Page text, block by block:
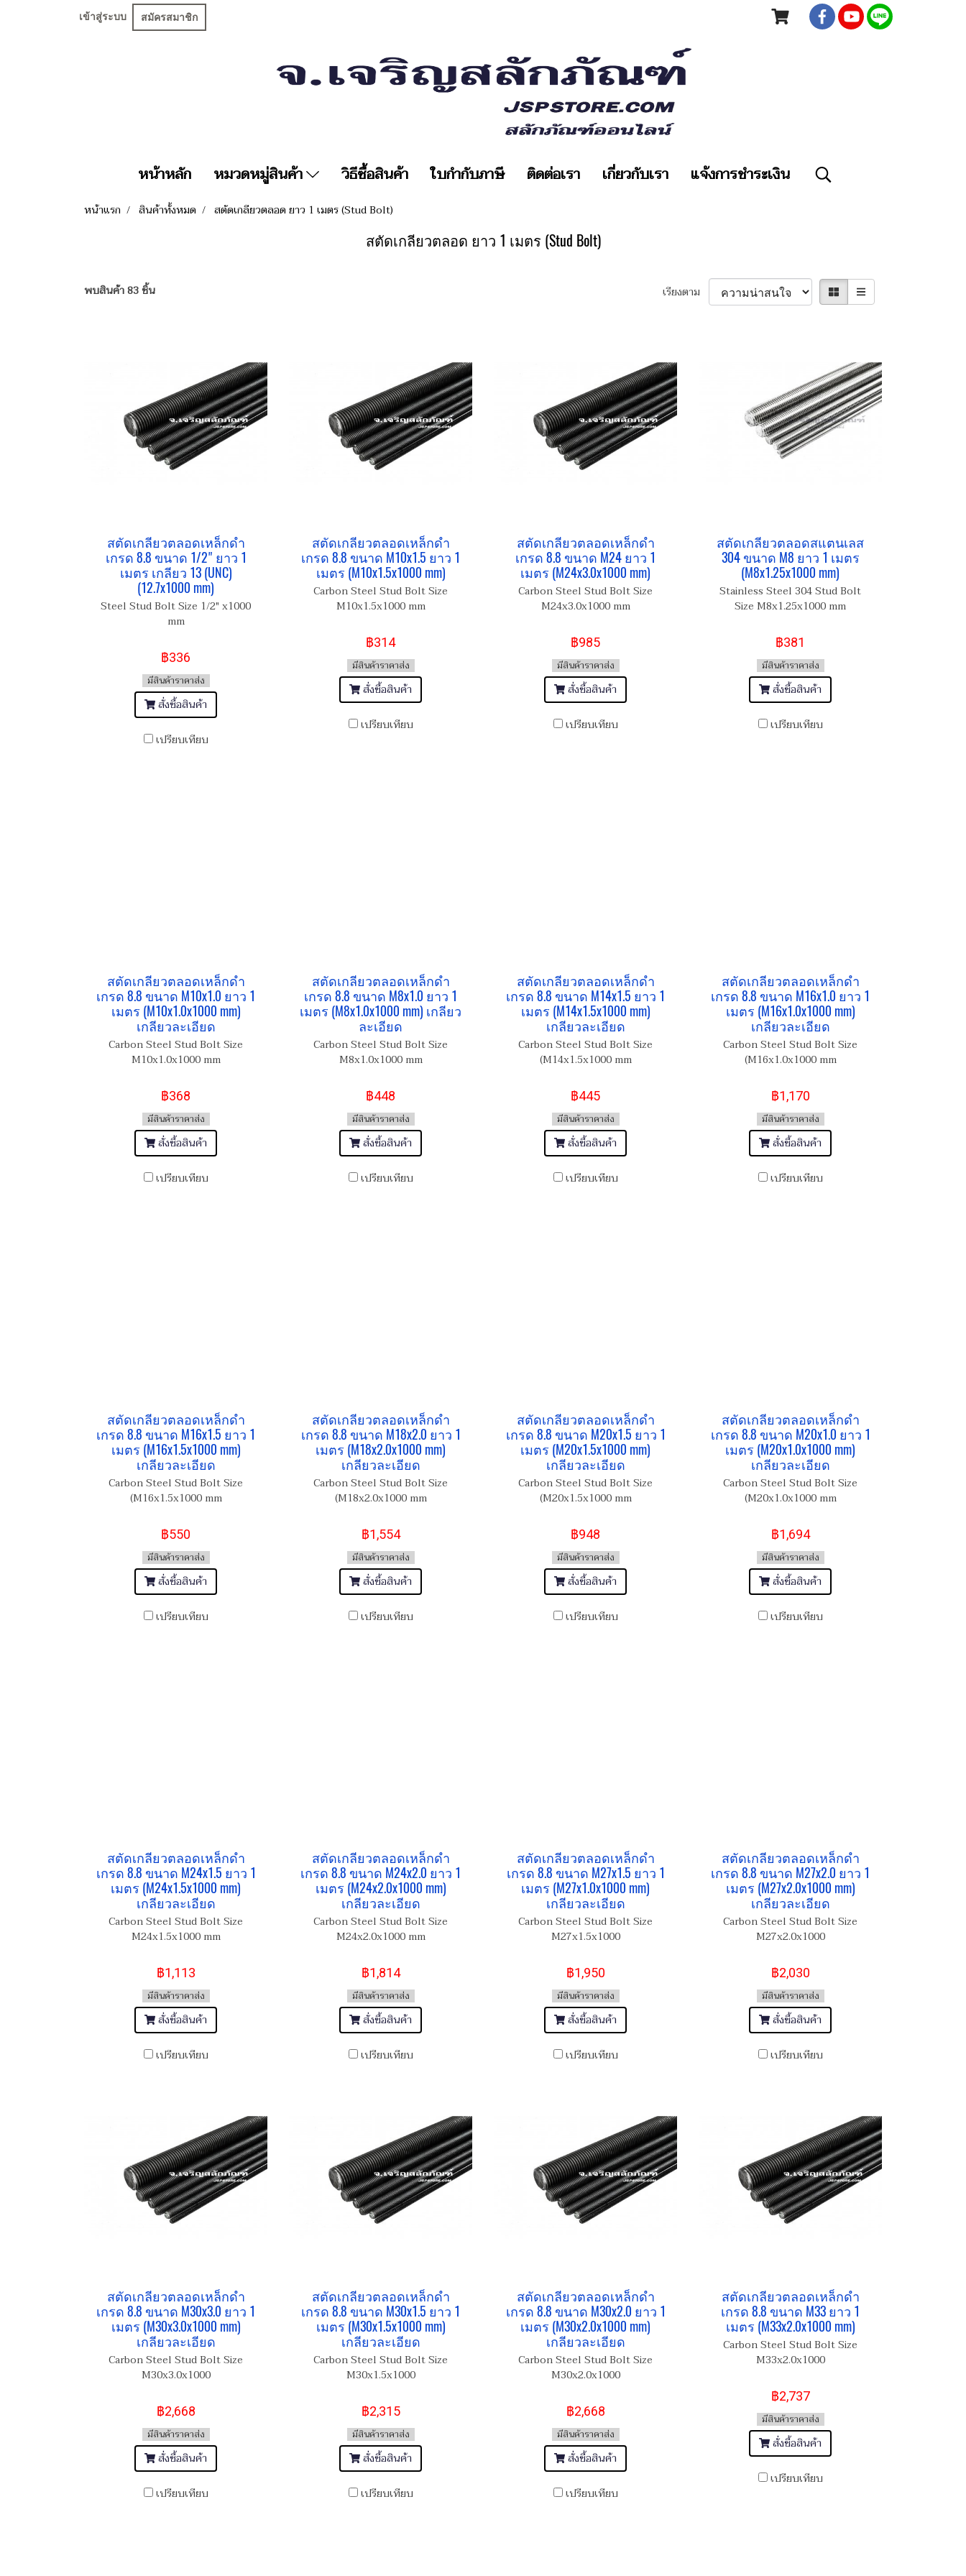
เข้าสู่ระบบ สมัครสมาชิก
หน้าหลัก หมวดหมู่สินค้า วิธีซื้อสินค้า ใบกำกับภาษี ติดต่อเรา เกี่ยวกับเรา แจ้งการชำระเงิน
หน้าแรก สินค้าทั้งหมด สตัดเกลียวตลอด ยาว 1 เมตร (Stud Bolt)
สตัดเกลียวตลอด ยาว 1 เมตร (Stud Bolt)
พบสินค้า 83 ชิ้น เรียงตาม
สตัดเกลียวตลอดเหล็กดำ
เกรด 8.8 ขนาด 1/2" ยาว 1
เมตร เกลียว 13 (UNC)
(12.7x1000 mm)
Steel Stud Bolt Size 1/2" x1000
mm
฿336
มีสินค้าราคาส่ง
สั่งซื้อสินค้า
เปรียบเทียบ
สตัดเกลียวตลอดเหล็กดำ
เกรด 8.8 ขนาด M10x1.5 ยาว 1
เมตร (M10x1.5x1000 mm)
Carbon Steel Stud Bolt Size
M10x1.5x1000 mm
฿314
มีสินค้าราคาส่ง
สั่งซื้อสินค้า
เปรียบเทียบ
สตัดเกลียวตลอดเหล็กดำ
เกรด 8.8 ขนาด M24 ยาว 1
เมตร (M24x3.0x1000 mm)
Carbon Steel Stud Bolt Size
M24x3.0x1000 mm
฿985
มีสินค้าราคาส่ง
สั่งซื้อสินค้า
เปรียบเทียบ
สตัดเกลียวตลอดสแตนเลส
304 ขนาด M8 ยาว 1 เมตร
(M8x1.25x1000 mm)
Stainless Steel 304 Stud Bolt
Size M8x1.25x1000 mm
฿381
มีสินค้าราคาส่ง
สั่งซื้อสินค้า
เปรียบเทียบ
สตัดเกลียวตลอดเหล็กดำ
เกรด 8.8 ขนาด M10x1.0 ยาว 1
เมตร (M10x1.0x1000 mm)
เกลียวละเอียด
Carbon Steel Stud Bolt Size
M10x1.0x1000 mm
฿368
มีสินค้าราคาส่ง
สั่งซื้อสินค้า
เปรียบเทียบ
สตัดเกลียวตลอดเหล็กดำ
เกรด 8.8 ขนาด M8x1.0 ยาว 1
เมตร (M8x1.0x1000 mm) เกลียว
ละเอียด
Carbon Steel Stud Bolt Size
M8x1.0x1000 mm
฿448
มีสินค้าราคาส่ง
สั่งซื้อสินค้า
เปรียบเทียบ
สตัดเกลียวตลอดเหล็กดำ
เกรด 8.8 ขนาด M14x1.5 ยาว 1
เมตร (M14x1.5x1000 mm)
เกลียวละเอียด
Carbon Steel Stud Bolt Size
(M14x1.5x1000 mm
฿445
มีสินค้าราคาส่ง
สั่งซื้อสินค้า
เปรียบเทียบ
สตัดเกลียวตลอดเหล็กดำ
เกรด 8.8 ขนาด M16x1.0 ยาว 1
เมตร (M16x1.0x1000 mm)
เกลียวละเอียด
Carbon Steel Stud Bolt Size
(M16x1.0x1000 mm
฿1,170
มีสินค้าราคาส่ง
สั่งซื้อสินค้า
เปรียบเทียบ
สตัดเกลียวตลอดเหล็กดำ
เกรด 8.8 ขนาด M16x1.5 ยาว 1
เมตร (M16x1.5x1000 mm)
เกลียวละเอียด
Carbon Steel Stud Bolt Size
(M16x1.5x1000 mm
฿550
มีสินค้าราคาส่ง
สั่งซื้อสินค้า
เปรียบเทียบ
สตัดเกลียวตลอดเหล็กดำ
เกรด 8.8 ขนาด M18x2.0 ยาว 1
เมตร (M18x2.0x1000 mm)
เกลียวละเอียด
Carbon Steel Stud Bolt Size
(M18x2.0x1000 mm
฿1,554
มีสินค้าราคาส่ง
สั่งซื้อสินค้า
เปรียบเทียบ
สตัดเกลียวตลอดเหล็กดำ
เกรด 8.8 ขนาด M20x1.5 ยาว 1
เมตร (M20x1.5x1000 mm)
เกลียวละเอียด
Carbon Steel Stud Bolt Size
(M20x1.5x1000 mm
฿948
มีสินค้าราคาส่ง
สั่งซื้อสินค้า
เปรียบเทียบ
สตัดเกลียวตลอดเหล็กดำ
เกรด 8.8 ขนาด M20x1.0 ยาว 1
เมตร (M20x1.0x1000 mm)
เกลียวละเอียด
Carbon Steel Stud Bolt Size
(M20x1.0x1000 mm
฿1,694
มีสินค้าราคาส่ง
สั่งซื้อสินค้า
เปรียบเทียบ
สตัดเกลียวตลอดเหล็กดำ
เกรด 8.8 ขนาด M24x1.5 ยาว 1
เมตร (M24x1.5x1000 mm)
เกลียวละเอียด
Carbon Steel Stud Bolt Size
M24x1.5x1000 mm
฿1,113
มีสินค้าราคาส่ง
สั่งซื้อสินค้า
เปรียบเทียบ
สตัดเกลียวตลอดเหล็กดำ
เกรด 8.8 ขนาด M24x2.0 ยาว 1
เมตร (M24x2.0x1000 mm)
เกลียวละเอียด
Carbon Steel Stud Bolt Size
M24x2.0x1000 mm
฿1,814
มีสินค้าราคาส่ง
สั่งซื้อสินค้า
เปรียบเทียบ
สตัดเกลียวตลอดเหล็กดำ
เกรด 8.8 ขนาด M27x1.5 ยาว 1
เมตร (M27x1.0x1000 mm)
เกลียวละเอียด
Carbon Steel Stud Bolt Size
M27x1.5x1000
฿1,950
มีสินค้าราคาส่ง
สั่งซื้อสินค้า
เปรียบเทียบ
สตัดเกลียวตลอดเหล็กดำ
เกรด 8.8 ขนาด M27x2.0 ยาว 1
เมตร (M27x2.0x1000 mm)
เกลียวละเอียด
Carbon Steel Stud Bolt Size
M27x2.0x1000
฿2,030
มีสินค้าราคาส่ง
สั่งซื้อสินค้า
เปรียบเทียบ
สตัดเกลียวตลอดเหล็กดำ
เกรด 8.8 ขนาด M30x3.0 ยาว 1
เมตร (M30x3.0x1000 mm)
เกลียวละเอียด
Carbon Steel Stud Bolt Size
M30x3.0x1000
฿2,668
มีสินค้าราคาส่ง
สั่งซื้อสินค้า
เปรียบเทียบ
สตัดเกลียวตลอดเหล็กดำ
เกรด 8.8 ขนาด M30x1.5 ยาว 1
เมตร (M30x1.5x1000 mm)
เกลียวละเอียด
Carbon Steel Stud Bolt Size
M30x1.5x1000
฿2,315
มีสินค้าราคาส่ง
สั่งซื้อสินค้า
เปรียบเทียบ
สตัดเกลียวตลอดเหล็กดำ
เกรด 8.8 ขนาด M30x2.0 ยาว 1
เมตร (M30x2.0x1000 mm)
เกลียวละเอียด
Carbon Steel Stud Bolt Size
M30x2.0x1000
฿2,668
มีสินค้าราคาส่ง
สั่งซื้อสินค้า
เปรียบเทียบ
สตัดเกลียวตลอดเหล็กดำ
เกรด 8.8 ขนาด M33 ยาว 1
เมตร (M33x2.0x1000 mm)
Carbon Steel Stud Bolt Size
M33x2.0x1000
฿2,737
มีสินค้าราคาส่ง
สั่งซื้อสินค้า
เปรียบเทียบ